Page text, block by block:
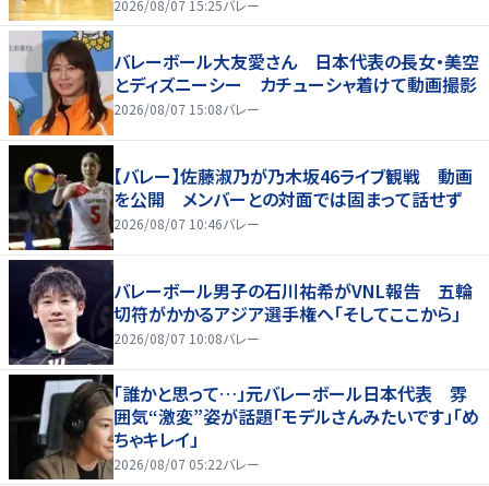
2026/08/07 15:25バレー
バレーボール大友愛さん 日本代表の長女・美空
とディズニーシー カチューシャ着けて動画撮影
2026/08/07 15:08バレー
【バレー】佐藤淑乃が乃木坂46ライブ観戦 動画
を公開 メンバーとの対面では固まって話せず
2026/08/07 10:46バレー
バレーボール男子の石川祐希がVNL報告 五輪
切符がかかるアジア選手権へ「そしてここから」
2026/08/07 10:08バレー
「誰かと思って…」元バレーボール日本代表 雰
囲気“激変”姿が話題「モデルさんみたいです」「め
ちゃキレイ」
2026/08/07 05:22バレー